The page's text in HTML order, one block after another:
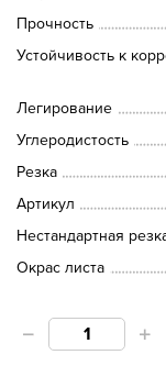
Прочность
Устойчивость к
Легирование
Углеродистость
Резка
Артикул
Нестандартная
Окрас листа